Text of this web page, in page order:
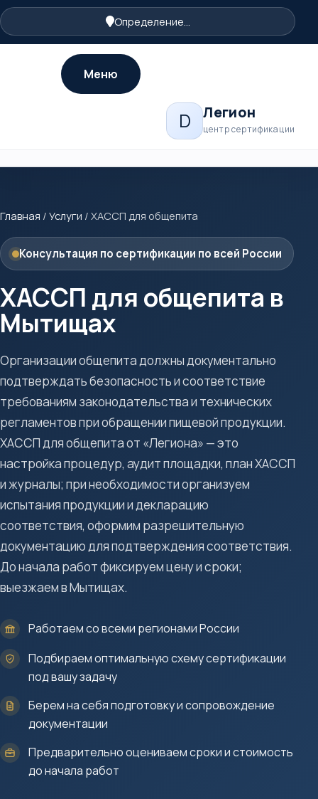
Определение...
D Легион
центр сертификации
Меню
Главная / Услуги / ХАССП для общепита
Консультация по сертификации по всей России
ХАССП для общепита в
Мытищах
Организации общепита должны документально
подтверждать безопасность и соответствие
требованиям законодательства и технических
регламентов при обращении пищевой продукции.
ХАССП для общепита от «Легиона» — это
настройка процедур, аудит площадки, план ХАССП
и журналы; при необходимости организуем
испытания продукции и декларацию
соответствия, оформим разрешительную
документацию для подтверждения соответствия.
До начала работ фиксируем цену и сроки;
выезжаем в Мытищах.
Работаем со всеми регионами России
Подбираем оптимальную схему сертификации
под вашу задачу
Берем на себя подготовку и сопровождение
документации
Предварительно оцениваем сроки и стоимость
до начала работ